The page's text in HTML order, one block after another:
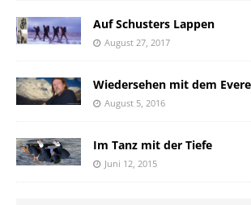
Auf Schusters Lappen
August 27, 2017
Wiedersehen mit dem
August 5, 2016
Im Tanz mit der Tiefe
Juni 12, 2015